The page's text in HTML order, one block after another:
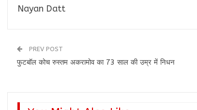
Nayan Datt
PREV POST
फुटबॉल कोच रुस्तम अकरामोव का 73 साल की उम्र में निधन